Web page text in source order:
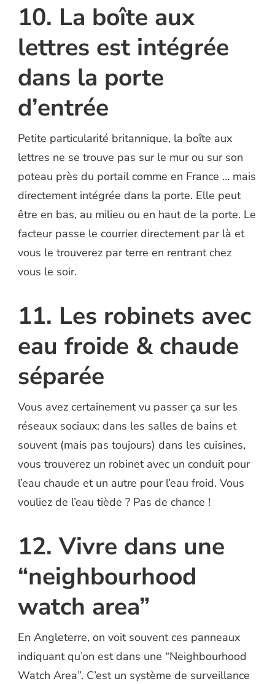
10. La boîte aux
lettres est intégrée
dans la porte
d’entrée
Petite particularité britannique, la boîte aux
lettres ne se trouve pas sur le mur ou sur son
poteau près du portail comme en France … mais
directement intégrée dans la porte. Elle peut
être en bas, au milieu ou en haut de la porte. Le
facteur passe le courrier directement par là et
vous le trouverez par terre en rentrant chez
vous le soir.
11. Les robinets avec
eau froide & chaude
séparée
Vous avez certainement vu passer ça sur les
réseaux sociaux: dans les salles de bains et
souvent (mais pas toujours) dans les cuisines,
vous trouverez un robinet avec un conduit pour
l’eau chaude et un autre pour l’eau froid. Vous
vouliez de l’eau tiède ? Pas de chance !
12. Vivre dans une
“neighbourhood
watch area”
En Angleterre, on voit souvent ces panneaux
indiquant qu’on est dans une “Neighbourhood
Watch Area”. C’est un système de surveillance